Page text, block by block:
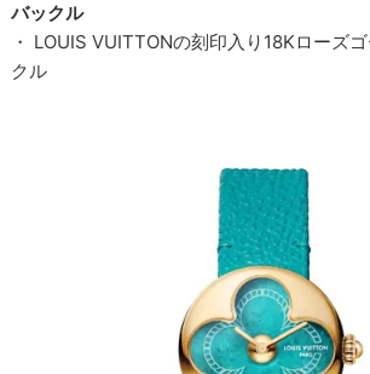
バックル
・ LOUIS VUITTONの刻印入り18Kローズ
クル